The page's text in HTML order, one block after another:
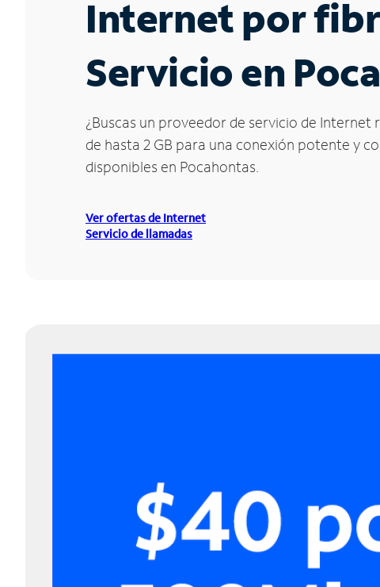
Internet por
Servicio en
¿Buscas un proveedor de servicio de
de hasta 2 GB para una conexión potente y
disponibles en Pocahontas.
Ver ofertas de Internet
Servicio de llamadas